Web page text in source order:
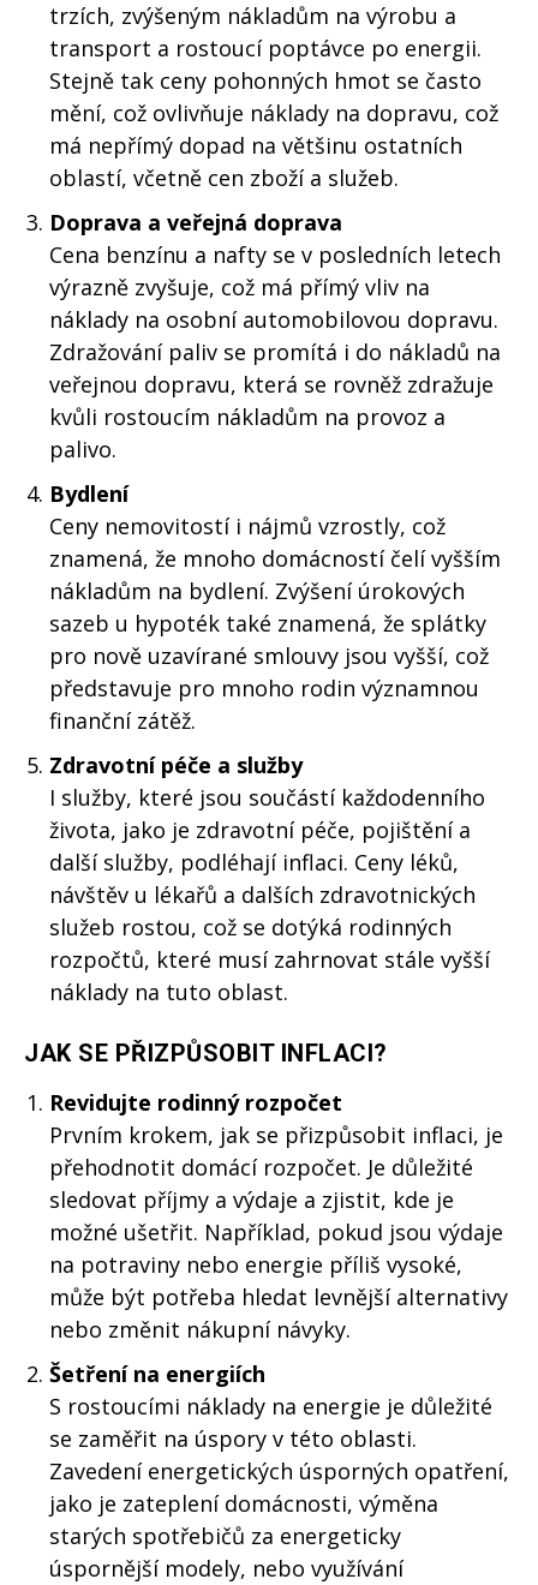
trzích, zvýšeným nákladům na výrobu a
transport a rostoucí poptávce po energii.
Stejně tak ceny pohonných hmot se často
mění, což ovlivňuje náklady na dopravu, což
má nepřímý dopad na většinu ostatních
oblastí, včetně cen zboží a služeb.
Doprava a veřejná doprava
Cena benzínu a nafty se v posledních letech
výrazně zvyšuje, což má přímý vliv na
náklady na osobní automobilovou dopravu.
Zdražování paliv se promítá i do nákladů na
veřejnou dopravu, která se rovněž zdražuje
kvůli rostoucím nákladům na provoz a
palivo.
Bydlení
Ceny nemovitostí i nájmů vzrostly, což
znamená, že mnoho domácností čelí vyšším
nákladům na bydlení. Zvýšení úrokových
sazeb u hypoték také znamená, že splátky
pro nově uzavírané smlouvy jsou vyšší, což
představuje pro mnoho rodin významnou
finanční zátěž.
Zdravotní péče a služby
I služby, které jsou součástí každodenního
života, jako je zdravotní péče, pojištění a
další služby, podléhají inflaci. Ceny léků,
návštěv u lékařů a dalších zdravotnických
služeb rostou, což se dotýká rodinných
rozpočtů, které musí zahrnovat stále vyšší
náklady na tuto oblast.
JAK SE PŘIZPŮSOBIT INFLACI?
Revidujte rodinný rozpočet
Prvním krokem, jak se přizpůsobit inflaci, je
přehodnotit domácí rozpočet. Je důležité
sledovat příjmy a výdaje a zjistit, kde je
možné ušetřit. Například, pokud jsou výdaje
na potraviny nebo energie příliš vysoké,
může být potřeba hledat levnější alternativy
nebo změnit nákupní návyky.
Šetření na energiích
S rostoucími náklady na energie je důležité
se zaměřit na úspory v této oblasti.
Zavedení energetických úsporných opatření,
jako je zateplení domácnosti, výměna
starých spotřebičů za energeticky
úspornější modely, nebo využívání